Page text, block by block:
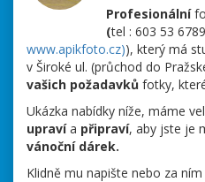
Profesionální
(tel : 603 53
www.apikfoto.cz)), který má
v Široké ul. (průchod do
vašich požadavků fotky,
Ukázka nabídky níže, máme
upravía připraví, aby jste je
vánoční dárek.
Klidně mu napište nebo za